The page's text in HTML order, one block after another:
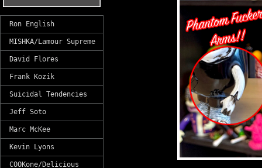
Ron English
MISHKA/Lamour Supreme
David Flores
Frank Kozik
Suicidal Tendencies
Jeff Soto
Marc McKee
Kevin Lyons
COOKone/Delicious